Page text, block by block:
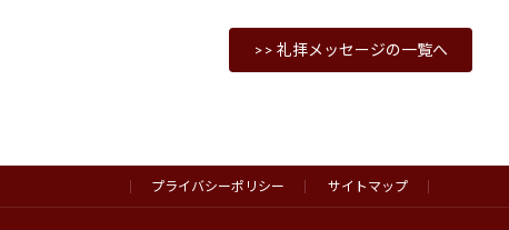
>> 礼拝メッセージの一覧へ
プライバシーポリシー サイトマップ